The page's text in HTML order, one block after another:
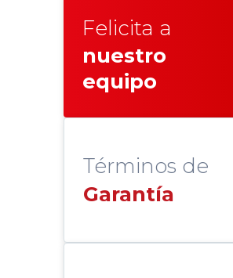
Felicita a
nuestro
equipo
Términos de
Garantía